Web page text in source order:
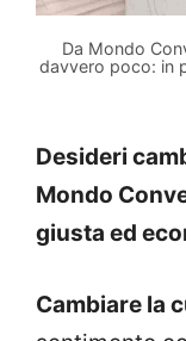
Da Mondo
davvero poco: in
Desideri
Mondo
giusta ed
Cambiare la